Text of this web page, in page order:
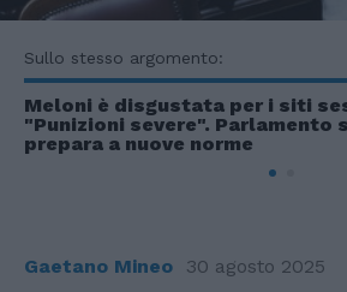
Sullo stesso argomento:
Meloni è disgustata per i siti
"Punizioni severe". Parlamento
prepara a nuove norme
Gaetano Mineo 30 agosto 2025